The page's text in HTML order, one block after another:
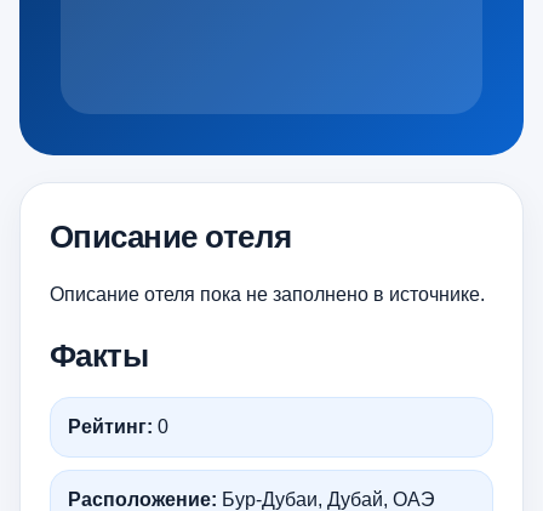
Описание отеля
Описание отеля пока не заполнено в источнике.
Факты
Рейтинг: 0
Расположение: Бур-Дубаи, Дубай, ОАЭ